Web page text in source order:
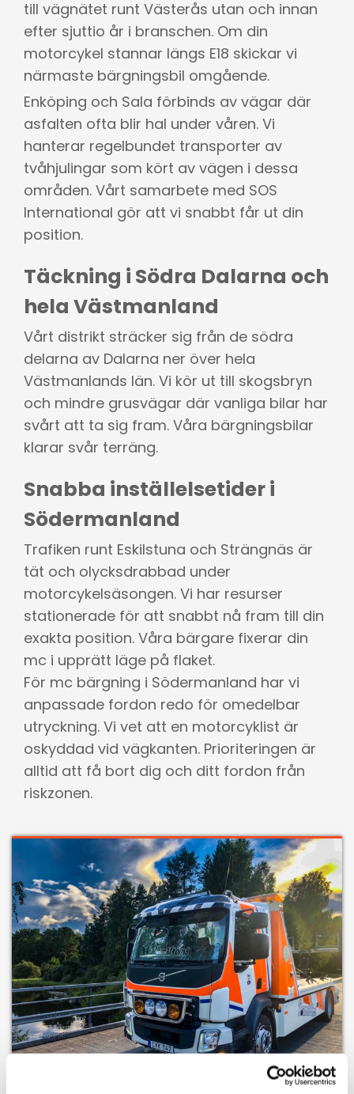
till vägnätet runt Västerås utan och innan
efter sjuttio år i branschen. Om din
motorcykel stannar längs E18 skickar vi
närmaste bärgningsbil omgående.
Enköping och Sala förbinds av vägar där
asfalten ofta blir hal under våren. Vi
hanterar regelbundet transporter av
tvåhjulingar som kört av vägen i dessa
områden. Vårt samarbete med SOS
International gör att vi snabbt får ut din
position.
Täckning i Södra Dalarna och
hela Västmanland
Vårt distrikt sträcker sig från de södra
delarna av Dalarna ner över hela
Västmanlands län. Vi kör ut till skogsbryn
och mindre grusvägar där vanliga bilar har
svårt att ta sig fram. Våra bärgningsbilar
klarar svår terräng.
Snabba inställelsetider i
Södermanland
Trafiken runt Eskilstuna och Strängnäs är
tät och olycksdrabbad under
motorcykelsäsongen. Vi har resurser
stationerade för att snabbt nå fram till din
exakta position. Våra bärgare fixerar din
mc i upprätt läge på flaket.
För mc bärgning i Södermanland har vi
anpassade fordon redo för omedelbar
utryckning. Vi vet att en motorcyklist är
oskyddad vid vägkanten. Prioriteringen är
alltid att få bort dig och ditt fordon från
riskzonen.